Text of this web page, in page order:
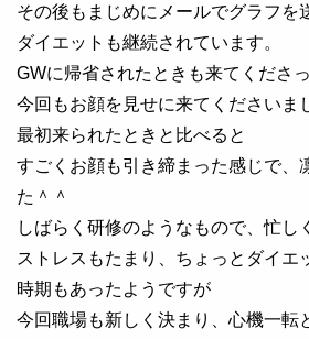
その後もまじめにメールでグラフを
ダイエットも継続されています。
GWに帰省されたときも来てくださ
今回もお顔を見せに来てくださいま
最初来られたときと比べると
すごくお顔も引き締まった感じで、
た＾＾
しばらく研修のようなもので、忙しく
ストレスもたまり、ちょっとダイエ
時期もあったようですが
今回職場も新しく決まり、心機一転